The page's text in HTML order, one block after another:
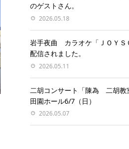
のゲストさん。
2026.05.18
岩手夜曲 カラオケ「ＪＯＹＳ
配信されました。
2026.05.11
二胡コンサート「陳為 二胡教
田園ホール6/7（日）
2026.05.07